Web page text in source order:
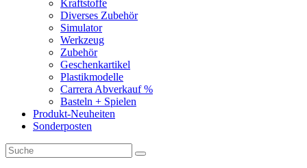
Kraftstoffe
Diverses Zubehör
Simulator
Werkzeug
Zubehör
Geschenkartikel
Plastikmodelle
Carrera Abverkauf %
Basteln + Spielen
Produkt-Neuheiten
Sonderposten